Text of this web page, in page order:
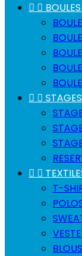
 
  STAGES
 
T-